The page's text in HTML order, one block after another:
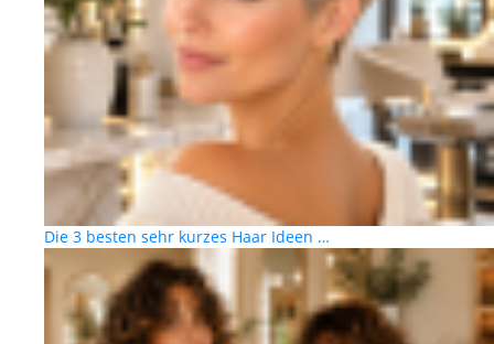
Die 3 besten sehr kurzes Haar Ideen …